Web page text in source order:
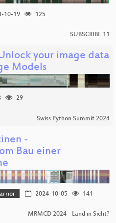
10-19
125
SUBSCRIBE 11
your image data
Models
29
Swiss Python Summit 2024
-
Bau einer
2024-10-05
141
MRMCD 2024 - Land in Sicht?